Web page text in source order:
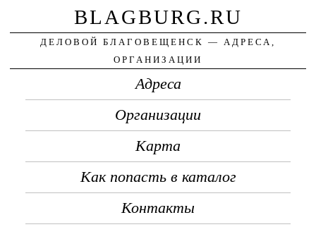
BLAGBURG.RU
ДЕЛОВОЙ БЛАГОВЕЩЕНСК — АДРЕСА,
ОРГАНИЗАЦИИ
Адреса
Организации
Карта
Как попасть в каталог
Контакты